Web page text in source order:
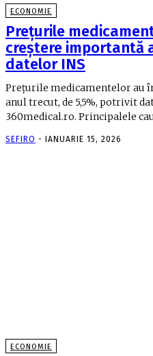
ECONOMIE
Preţurile
creştere importantă
datelor INS
Preţurile medicamentelor au
anul trecut, de 5,5%, potrivit
360medical.ro. Principalele
SEFIRO - IANUARIE 15, 2026
ECONOMIE